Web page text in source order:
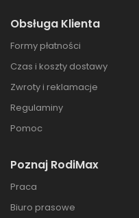
Obsługa Klienta
Formy płatności
Czas i koszty dostawy
Zwroty i reklamacje
Regulaminy
Pomoc
Poznaj RodiMax
Praca
Biuro prasowe